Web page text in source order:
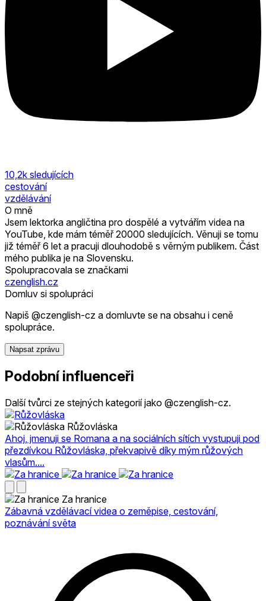
10,2k sledujících
cestování
vzdělávání
O mně
Jsem lektorka angličtina pro dospělé a vytvářím videa na
YouTube, kde mám téměř 20000 sledujících. Věnuji se tomu
již téměř 6 let a pracuji dlouhodobě s věrným publikem. Část
mého publika je na Slovensku.
Spolupracovala se značkami
czenglish.cz
Domluv si spolupráci
Napiš @czenglish-cz a domluvte se na obsahu i ceně
spolupráce.
Napsat zprávu
Podobní influenceři
Další tvůrci ze stejných kategorií jako @czenglish-cz.
Růžovláska
Ahoj, jmenuji se Romana a na sociálních sítích vystupuji pod
přezdívkou Růžovláska, překvapivě díky mým růžových
vlasům....
Za hranice
Zábavná vzdělávací videa o zeměpise, cestování,
poznávání světa